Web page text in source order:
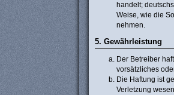
handelt;
Weise, wie die
nehmen.
5. Gewährleistung
Der Betreiber
vorsätzliches
Die Haftung ist
Verletzung